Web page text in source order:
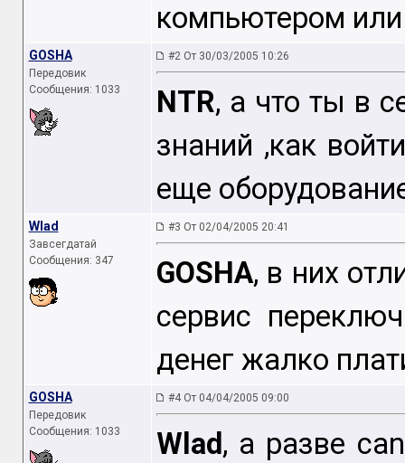
компьютером
GOSHA
Передовик
Сообщения: 1033
#2 От 30/03/2005 10:26
NTR, а что ты в
знаний ,как
еще
Wlad
Завсегдатай
Сообщения: 347
#3 От 02/04/2005 20:41
GOSHA, в них
сервис
денег жалко
GOSHA
Передовик
Сообщения: 1033
#4 От 04/04/2005 09:00
Wlad, а разве